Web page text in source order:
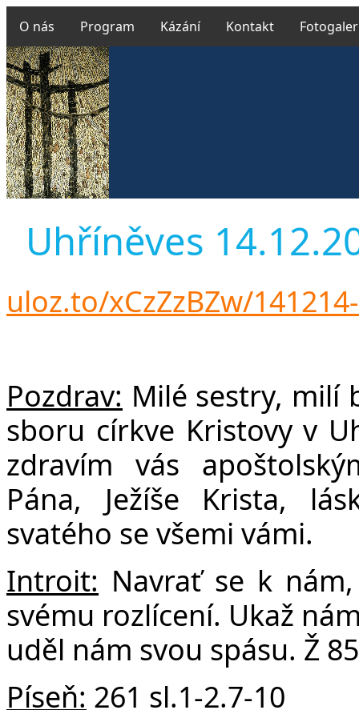
O nás Program Kázání Kontakt
Uhříněves
uloz.to/xCzZzBZw/
Pozdrav: Milé sestry, milí
sboru církve Kristovy v
zdravím vás
Pána, Ježíše Krista,
svatého se všemi vámi.
Introit: Navrať se k
svému rozlícení. Ukaž
uděl nám svou spásu. Ž
Píseň: 261 sl.1-2.7-10